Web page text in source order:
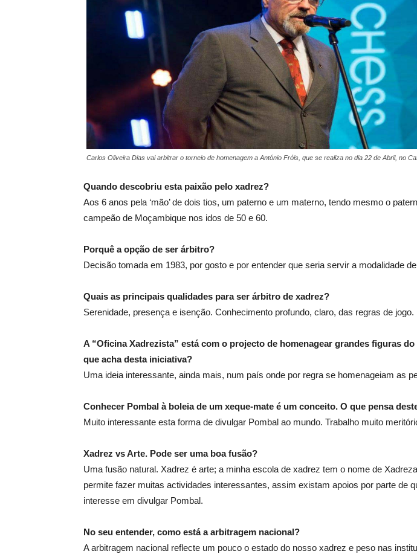
Carlos Oliveira Dias vai arbitrar o torneio de homenagem a António Fróis, que se realiza no dia 22 de Abril, no
Quando descobriu esta paixão pelo xadrez?
Aos 6 anos pela ‘mão’ de dois tios, um paterno e um materno, tendo mesmo o
campeão de Moçambique nos idos de 50 e 60.
Porquê a opção de ser árbitro?
Decisão tomada em 1983, por gosto e por entender que seria servir a modalidade
Quais as principais qualidades para ser árbitro de xadrez?
Serenidade, presença e isenção. Conhecimento profundo, claro, das regras de jogo.
A “Oficina Xadrezista” está com o projecto de homenagear grandes figuras
que acha desta iniciativa?
Uma ideia interessante, ainda mais, num país onde por regra se homenageiam as
Conhecer Pombal à boleia de um xeque-mate é um conceito. O que pensa
Muito interessante esta forma de divulgar Pombal ao mundo. Trabalho muito
Xadrez vs Arte. Pode ser uma boa fusão?
Uma fusão natural. Xadrez é arte; a minha escola de xadrez tem o nome de
permite fazer muitas actividades interessantes, assim existam apoios por parte de
interesse em divulgar Pombal.
No seu entender, como está a arbitragem nacional?
A arbitragem nacional reflecte um pouco o estado do nosso xadrez e peso nas